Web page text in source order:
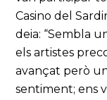
Casino del
deia: “Sembla
els artistes
avançat però
sentiment; ens